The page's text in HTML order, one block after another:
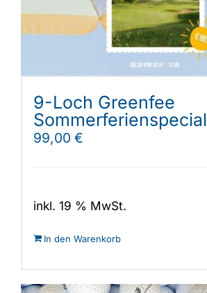
9-Loch Greenfee
Sommerferienspecial
99,00 €
inkl. 19 % MwSt.
In den Warenkorb